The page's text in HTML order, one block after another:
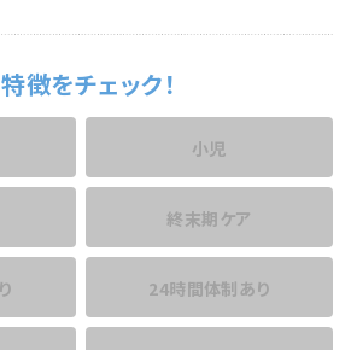
徴をチェック！
小児
終末期ケア
24時間体制あり